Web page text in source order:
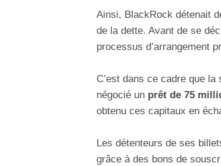
Ainsi, BlackRock détenait
de la dette. Avant de se
processus d’arrangement
C’est dans ce cadre que
négocié un prêt de 75
obtenu ces capitaux en
Les détenteurs de ses
grâce à des bons de